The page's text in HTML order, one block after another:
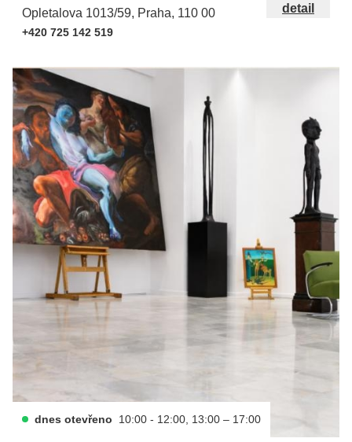
Opletalova 1013/59, Praha, 110 00
+420 725 142 519
detail
dnes otevřeno 10:00 - 12:00, 13:00 – 17:00